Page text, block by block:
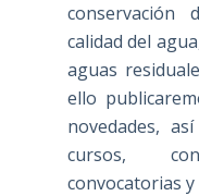
conservación
calidad del
aguas
ello
novedades,
cursos,
convocatorias